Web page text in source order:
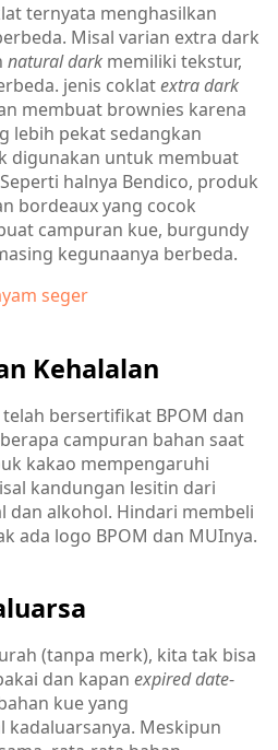
ternyata menghasilkan
Misal varian extra dark
natural dark memiliki tekstur,
jenis coklatextra dark
membuat brownies karena
lebih pekat sedangkan
digunakan untuk membuat
halnya Bendico, produk
bordeaux yang cocok
campuran kue, burgundy
kegunaanya berbeda.
seger
Kehalalan
bersertifikat BPOM dan
campuran bahan saat
kakao mempengaruhi
kandungan lesitin dari
dan alkohol. Hindari membeli
ada logo BPOM dan MUInya.
(tanpa merk), kita tak bisa
dan kapan expired date-
kue yang
Meskipun